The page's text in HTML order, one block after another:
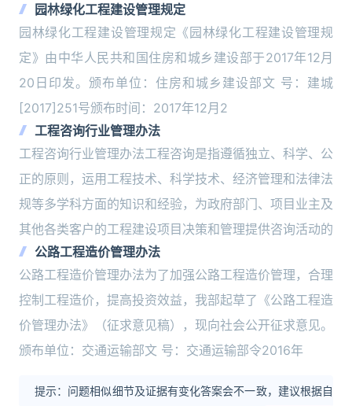
园林绿化工程建设管理规定
园林绿化工程建设管理规定《园林绿化工程建设管理规
定》由中华人民共和国住房和城乡建设部于2017年12月
20日印发。颁布单位：住房和城乡建设部文 号：建城
[2017]251号颁布时间：2017年12月2
工程咨询行业管理办法
工程咨询行业管理办法工程咨询是指遵循独立、科学、公
正的原则，运用工程技术、科学技术、经济管理和法律法
规等多学科方面的知识和经验，为政府部门、项目业主及
其他各类客户的工程建设项目决策和管理提供咨询活动的
公路工程造价管理办法
公路工程造价管理办法为了加强公路工程造价管理，合理
控制工程造价，提高投资效益，我部起草了《公路工程造
价管理办法》（征求意见稿），现向社会公开征求意见。
颁布单位：交通运输部文 号：交通运输部令2016年
提示：问题相似细节及证据有变化答案会不一致，建议根据自